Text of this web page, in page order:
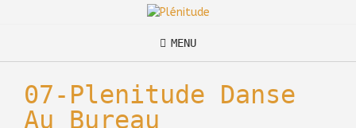
MENU
07-Plenitude Danse
Au Bureau